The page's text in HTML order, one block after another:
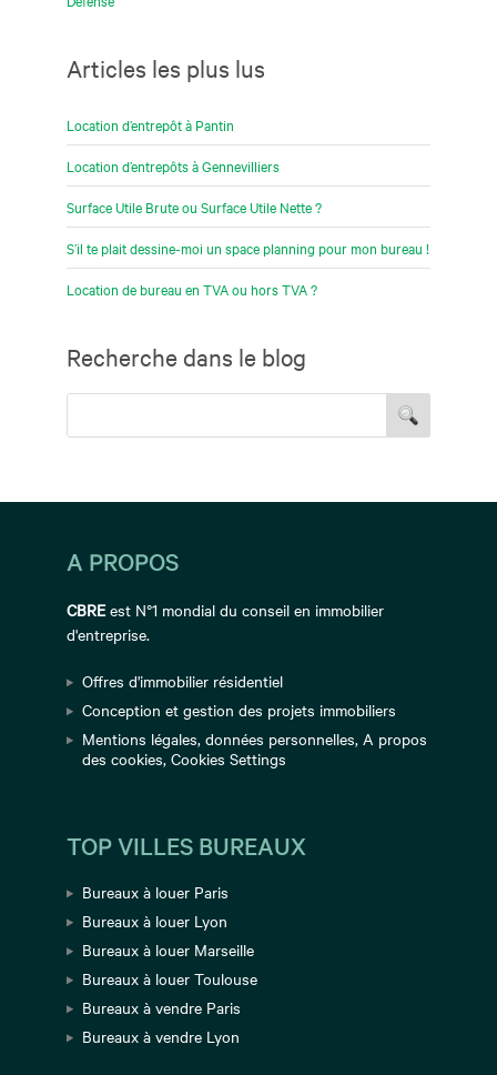
Articles les plus lus
Location d’entrepôt à Pantin
Location d’entrepôts à Gennevilliers
Surface Utile Brute ou Surface Utile Nette ?
S’il te plait dessine-moi un space planning pour mon bureau !
Location de bureau en TVA ou hors TVA ?
Recherche dans le blog
A PROPOS
CBREest N°1 mondial du conseil en immobilier
d'entreprise.
Offres d'immobilier résidentiel
Conception et gestion des projets immobiliers
Mentions légales, données personnelles, A propos
des cookies, Cookies Settings
TOP VILLES BUREAUX
Bureaux à louer Paris
Bureaux à louer Lyon
Bureaux à louer Marseille
Bureaux à louer Toulouse
Bureaux à vendre Paris
Bureaux à vendre Lyon